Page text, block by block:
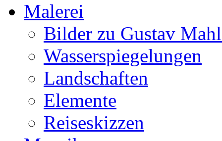
Malerei
Bilder zu Gustav
Wasserspiegelungen
Landschaften
Elemente
Reiseskizzen